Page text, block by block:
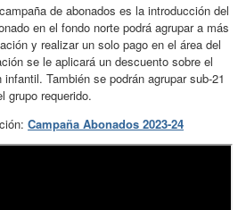
de abonados es la introducción del
en el fondo norte podrá agrupar a más
y realizar un solo pago en el área del
se le aplicará un descuento sobre el
También se podrán agrupar sub-21
grupo requerido.
Campaña Abonados 2023-24